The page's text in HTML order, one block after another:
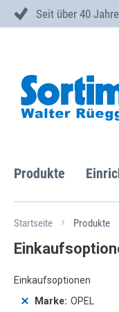
Seit über 40
Inhalt
Produkte
Startseite Produkte
Einkaufsoptionen
Marke OPEL